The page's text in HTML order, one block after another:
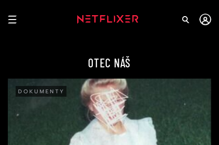
OTEC NÁŠ
DOKUMENTY